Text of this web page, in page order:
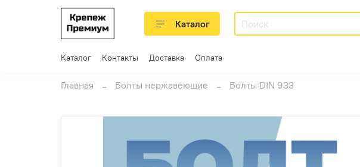
Каталог
Каталог Контакты Доставка Оплата
Главная Болты нержавеющие Болты DIN 933